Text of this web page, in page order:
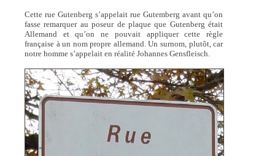
Cette rue Gutenberg s’appelait rue Gutemberg avant qu’on
fasse remarquer au poseur de plaque que Gutenberg était
Allemand et qu’on ne pouvait appliquer cette règle
française à un nom propre allemand. Un surnom, plutôt, car
notre homme s’appelait en réalité Johannes Gensfleisch.